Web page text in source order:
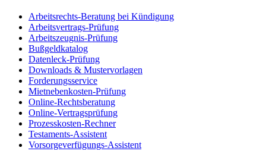
Arbeitsrechts-Beratung bei Kündigung
Arbeitsvertrags-Prüfung
Arbeitszeugnis-Prüfung
Bußgeldkatalog
Datenleck-Prüfung
Downloads & Mustervorlagen
Forderungsservice
Mietnebenkosten-Prüfung
Online-Rechtsberatung
Online-Vertragsprüfung
Prozesskosten-Rechner
Testaments-Assistent
Vorsorgeverfügungs-Assistent